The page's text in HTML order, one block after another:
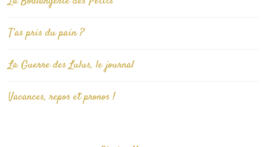
T’as pris du pain ?
La Guerre des Lulus, le journal
Vacances, repos et pronos !